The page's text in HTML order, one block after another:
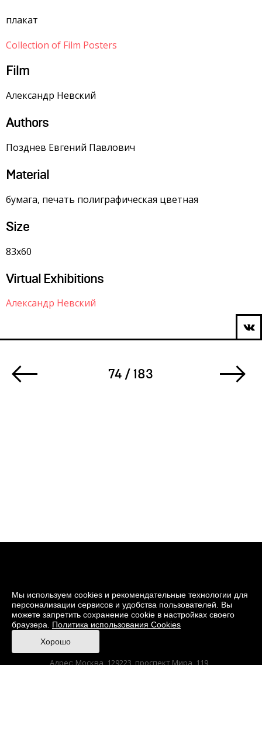
плакат
Collection of Film Posters
Film
Александр Невский
Authors
Позднев Евгений Павлович
Material
бумага, печать полиграфическая цветная
Size
83х60
Virtual Exhibitions
Александр Невский
74 / 183
© 2026 Музей кино
При поддержке Министерства культуры РФ
Адрес: Москва, 129223, проспект Мира, 119,
Мы используем cookies и рекомендательные технологии для
персонализации сервисов и удобства пользователей. Вы
можете запретить сохранение cookie в настройках своего
браузера. Политика использования Cookies
Хорошо